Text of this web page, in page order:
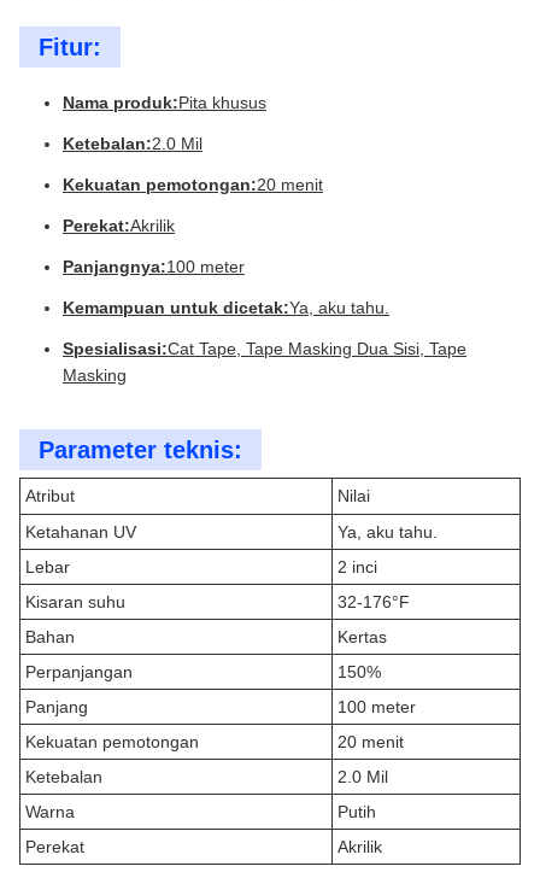
Fitur:
Nama produk:Pita khusus
Ketebalan:2.0 Mil
Kekuatan pemotongan:20 menit
Perekat:Akrilik
Panjangnya:100 meter
Kemampuan untuk dicetak:Ya, aku tahu.
Spesialisasi:Cat Tape, Tape Masking Dua Sisi, Tape
Masking
Parameter teknis:
Atribut
Nilai
Ketahanan UV
Ya, aku tahu.
Lebar
2 inci
Kisaran suhu
32-176°F
Bahan
Kertas
Perpanjangan
150%
Panjang
100 meter
Kekuatan pemotongan
20 menit
Ketebalan
2.0 Mil
Warna
Putih
Perekat
Akrilik